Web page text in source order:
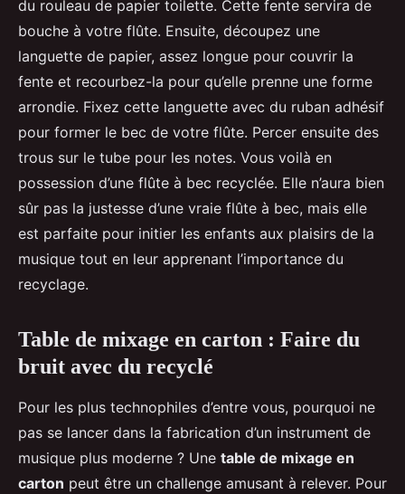
du rouleau de papier toilette. Cette fente servira de
bouche à votre flûte. Ensuite, découpez une
languette de papier, assez longue pour couvrir la
fente et recourbez-la pour qu’elle prenne une forme
arrondie. Fixez cette languette avec du ruban adhésif
pour former le bec de votre flûte. Percer ensuite des
trous sur le tube pour les notes. Vous voilà en
possession d’une flûte à bec recyclée. Elle n’aura bien
sûr pas la justesse d’une vraie flûte à bec, mais elle
est parfaite pour initier les enfants aux plaisirs de la
musique tout en leur apprenant l’importance du
recyclage.
Table de mixage en carton : Faire du
bruit avec du recyclé
Pour les plus technophiles d’entre vous, pourquoi ne
pas se lancer dans la fabrication d’un instrument de
musique plus moderne ? Une table de mixage en
carton peut être un challenge amusant à relever. Pour